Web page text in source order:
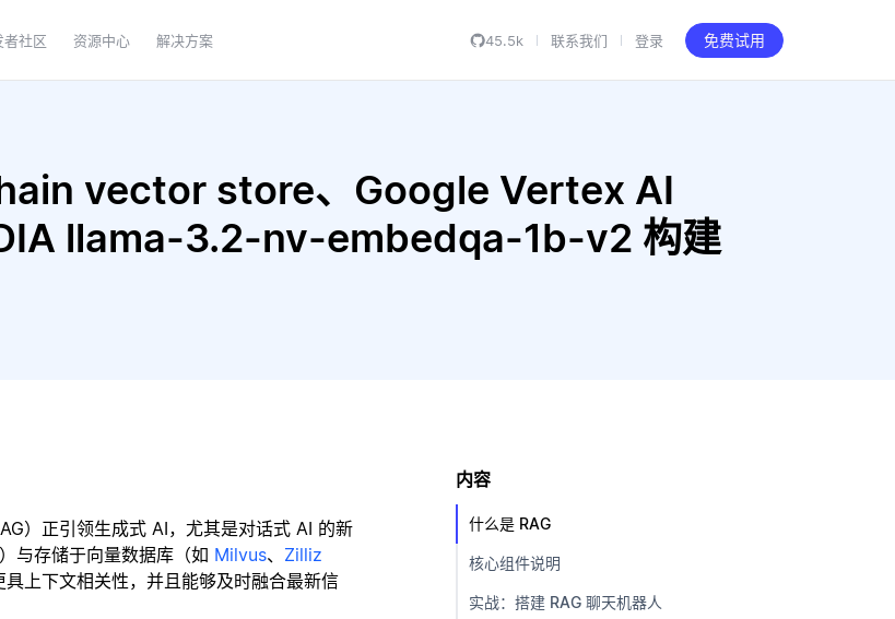
者社区 资源中心 解决方案 45.5k 联系我们 登录 免费试用
vector store、Google Vertex AI
llama-3.2-nv-embedqa-1b-v2 构建
）正引领生成式 AI，尤其是对话式 AI 的新
与存储于向量数据库（如 Milvus、 Zilliz
上下文相关性，并且能够及时融合最新信
内容
什么是 RAG
核心组件说明
实战：搭建 RAG 聊天机器人